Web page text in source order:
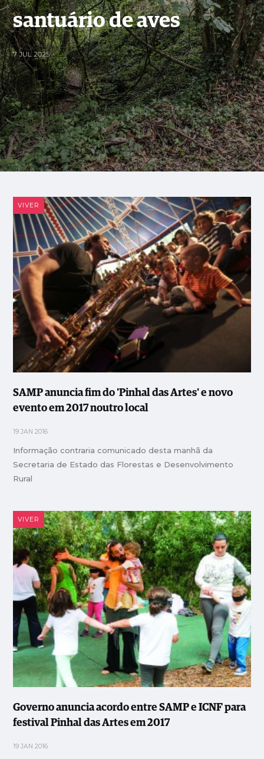
santuário de aves
7 JUL 2025
VIVER
SAMP anuncia fim do 'Pinhal das Artes' e novo
evento em 2017 noutro local
19 JAN 2016
Informação contraria comunicado desta manhã da
Secretaria de Estado das Florestas e Desenvolvimento
Rural
VIVER
Governo anuncia acordo entre SAMP e ICNF para
festival Pinhal das Artes em 2017
19 JAN 2016